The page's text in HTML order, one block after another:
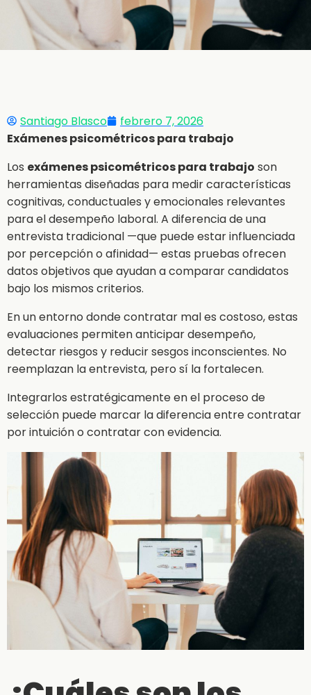
Santiago Blasco
febrero 7, 2026
Exámenes psicométricos para trabajo
Los exámenes psicométricos para trabajo son
herramientas diseñadas para medir características
cognitivas, conductuales y emocionales relevantes
para el desempeño laboral. A diferencia de una
entrevista tradicional —que puede estar influenciada
por percepción o afinidad— estas pruebas ofrecen
datos objetivos que ayudan a comparar candidatos
bajo los mismos criterios.
En un entorno donde contratar mal es costoso, estas
evaluaciones permiten anticipar desempeño,
detectar riesgos y reducir sesgos inconscientes. No
reemplazan la entrevista, pero sí la fortalecen.
Integrarlos estratégicamente en el proceso de
selección puede marcar la diferencia entre contratar
por intuición o contratar con evidencia.